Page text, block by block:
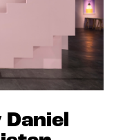
Daniel